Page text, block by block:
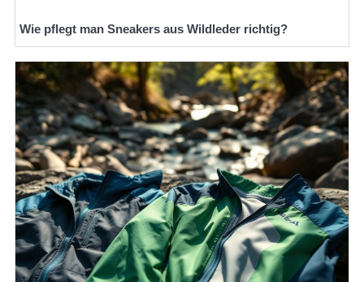
Wie pflegt man Sneakers aus Wildleder richtig?